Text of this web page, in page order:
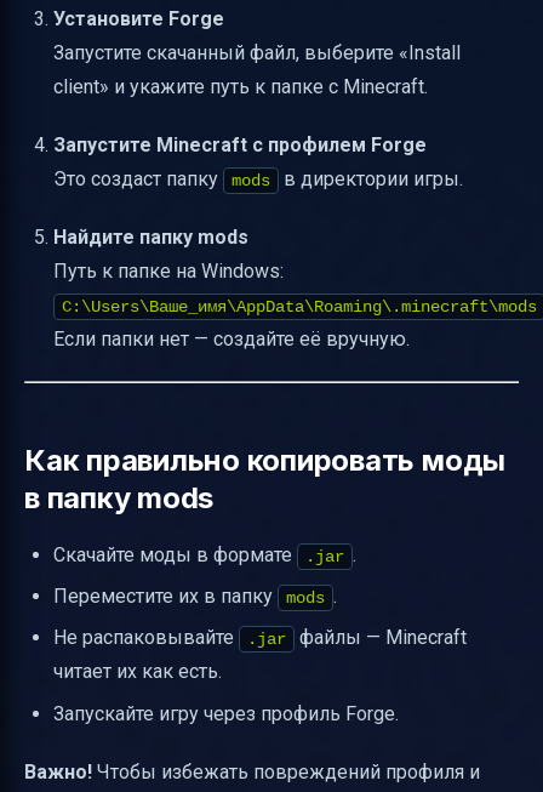
Установите Forge
Запустите скачанный файл, выберите «Install
client» и укажите путь к папке с Minecraft.
Запустите Minecraft с профилем Forge
Это создаст папку
mods в директории игры.
Найдите папку mods
Путь к папке на Windows:
C:\Users\Ваше_имя\AppData\Roaming\.minecraft\mods
Если папки нет — создайте её вручную.
Как правильно копировать моды
в папку mods
Скачайте моды в формате .jar .
Переместите их в папку
mods .
Не распаковывайте
.jar
файлы — Minecraft
читает их как есть.
Запускайте игру через профиль Forge.
Важно! Чтобы избежать повреждений профиля и